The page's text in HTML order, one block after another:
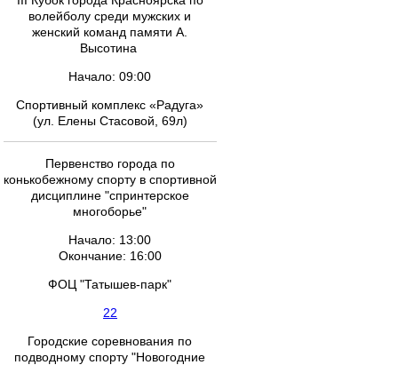
волейболу среди мужских и
женский команд памяти А.
Высотина
Начало: 09:00
Спортивный комплекс «Радуга»
(ул. Елены Стасовой, 69л)
Первенство города по
конькобежному спорту в спортивной
дисциплине "спринтерское
многоборье"
Начало: 13:00
Окончание: 16:00
ФОЦ "Татышев-парк"
22
Городские соревнования по
подводному спорту "Новогодние